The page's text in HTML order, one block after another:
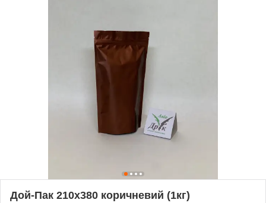
Дой-Пак 210х380 коричневий (1кг)